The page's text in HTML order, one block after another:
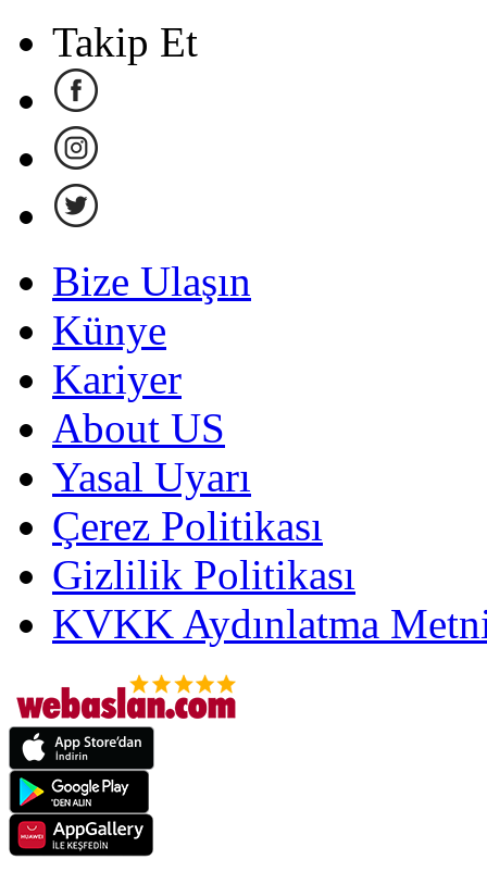
Takip Et
Bize Ulaşın
Künye
Kariyer
About US
Yasal Uyarı
Çerez Politikası
Gizlilik Politikası
KVKK Aydınlatma